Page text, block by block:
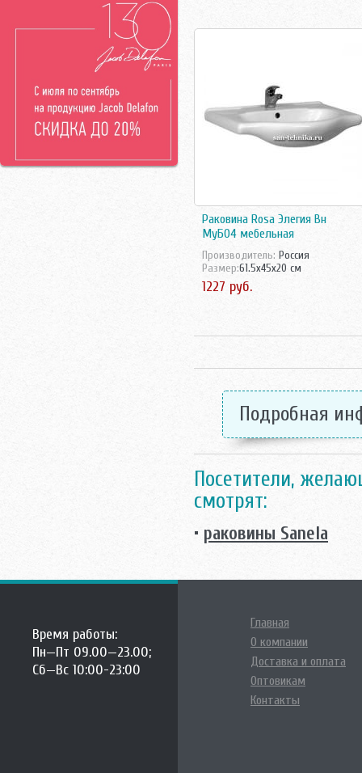
Noken
Roca
Sanela
Sanita
Santek
Финляндия
Чехия/Россия
Швецария
Швеция
Раковина Rosa Элегия Вн
МуБ04 мебельная
Производитель: Россия
Размер:61.5x45x20 см
1227 руб.
Подробная
Посетители,
смотрят:
• раковины Sanela
Время работы:
Пн—Пт 09.00—23.00;
Сб—Вс 10:00-23:00
Главная
О компании
Доставка и оплата
Оптовикам
Контакты